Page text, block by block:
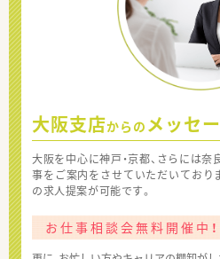
大阪支店からの メッセ
大阪を中心に神戸・京都、さらには
事をご案内をさせていただいており
の求人提案が可能です。
お仕事相談会無料開催中！